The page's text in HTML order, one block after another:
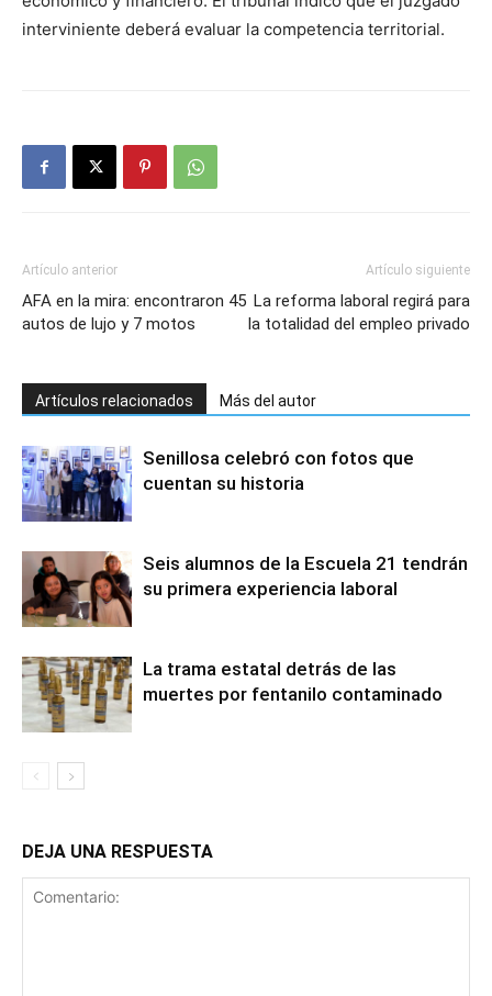
interviniente deberá evaluar la competencia territorial.
Artículo anterior
AFA en la mira: encontraron 45
autos de lujo y 7 motos
Artículo siguiente
La reforma laboral regirá para
la totalidad del empleo privado
Artículos relacionados Más del autor
Senillosa celebró con fotos que
cuentan su historia
Seis alumnos de la Escuela 21 tendrán
su primera experiencia laboral
La trama estatal detrás de las
muertes por fentanilo contaminado
DEJA UNA RESPUESTA